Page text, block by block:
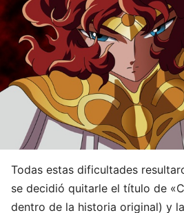
Todas estas dificultades
se decidió quitarle el título de
dentro de la historia original) y